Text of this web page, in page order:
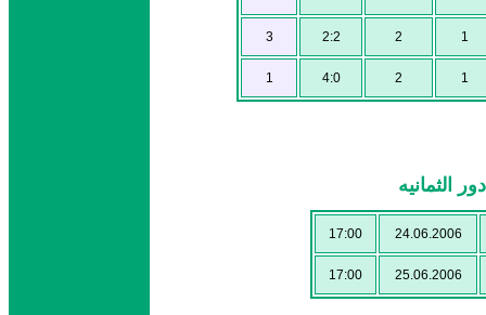
3 2:2 2 1
1 4:0 2 1
الثمانيه
17:00 24.06.2006
17:00 25.06.2006